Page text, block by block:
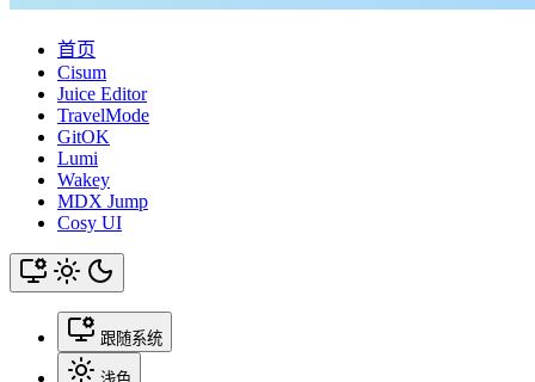
首页
Cisum
Juice Editor
TravelMode
GitOK
Lumi
Wakey
MDX Jump
Cosy UI
跟随系统